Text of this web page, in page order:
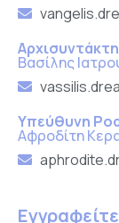
Βασίλης
Υπεύθυνη
Αφροδίτη